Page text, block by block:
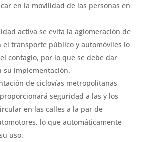
en la movilidad de las personas en
activa se evita la aglomeración de
el transporte público y automóviles lo
contagio, por lo que se debe dar
su implementación.
de ciclovías metropolitanas
seguridad a las y los
en las calles a la par de
lo que automáticamente
uso.